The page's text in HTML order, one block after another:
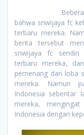
Beberapa
bahwa sriwijaya fc
terbaru mereka.
berita tersebut
sriwijaya fc sendiri
terbaru mereka,
pemenang dari loba
mereka. Namun
Indonesia sebentar
mereka,
Indonesia dengan